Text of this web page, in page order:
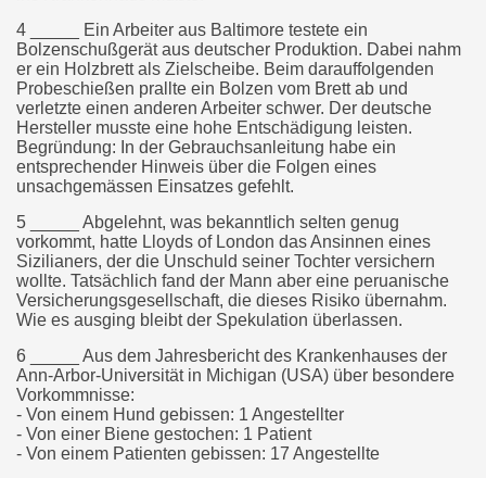
4 _____ Ein Arbeiter aus Baltimore testete ein
Bolzenschußgerät aus deutscher Produktion. Dabei nahm
er ein Holzbrett als Zielscheibe. Beim darauffolgenden
Probeschießen prallte ein Bolzen vom Brett ab und
verletzte einen anderen Arbeiter schwer. Der deutsche
Hersteller musste eine hohe Entschädigung leisten.
Begründung: In der Gebrauchsanleitung habe ein
entsprechender Hinweis über die Folgen eines
unsachgemässen Einsatzes gefehlt.
5 _____ Abgelehnt, was bekanntlich selten genug
vorkommt, hatte Lloyds of London das Ansinnen eines
Sizilianers, der die Unschuld seiner Tochter versichern
wollte. Tatsächlich fand der Mann aber eine peruanische
Versicherungsgesellschaft, die dieses Risiko übernahm.
Wie es ausging bleibt der Spekulation überlassen.
6 _____ Aus dem Jahresbericht des Krankenhauses der
Ann-Arbor-Universität in Michigan (USA) über besondere
Vorkommnisse:
- Von einem Hund gebissen: 1 Angestellter
- Von einer Biene gestochen: 1 Patient
- Von einem Patienten gebissen: 17 Angestellte